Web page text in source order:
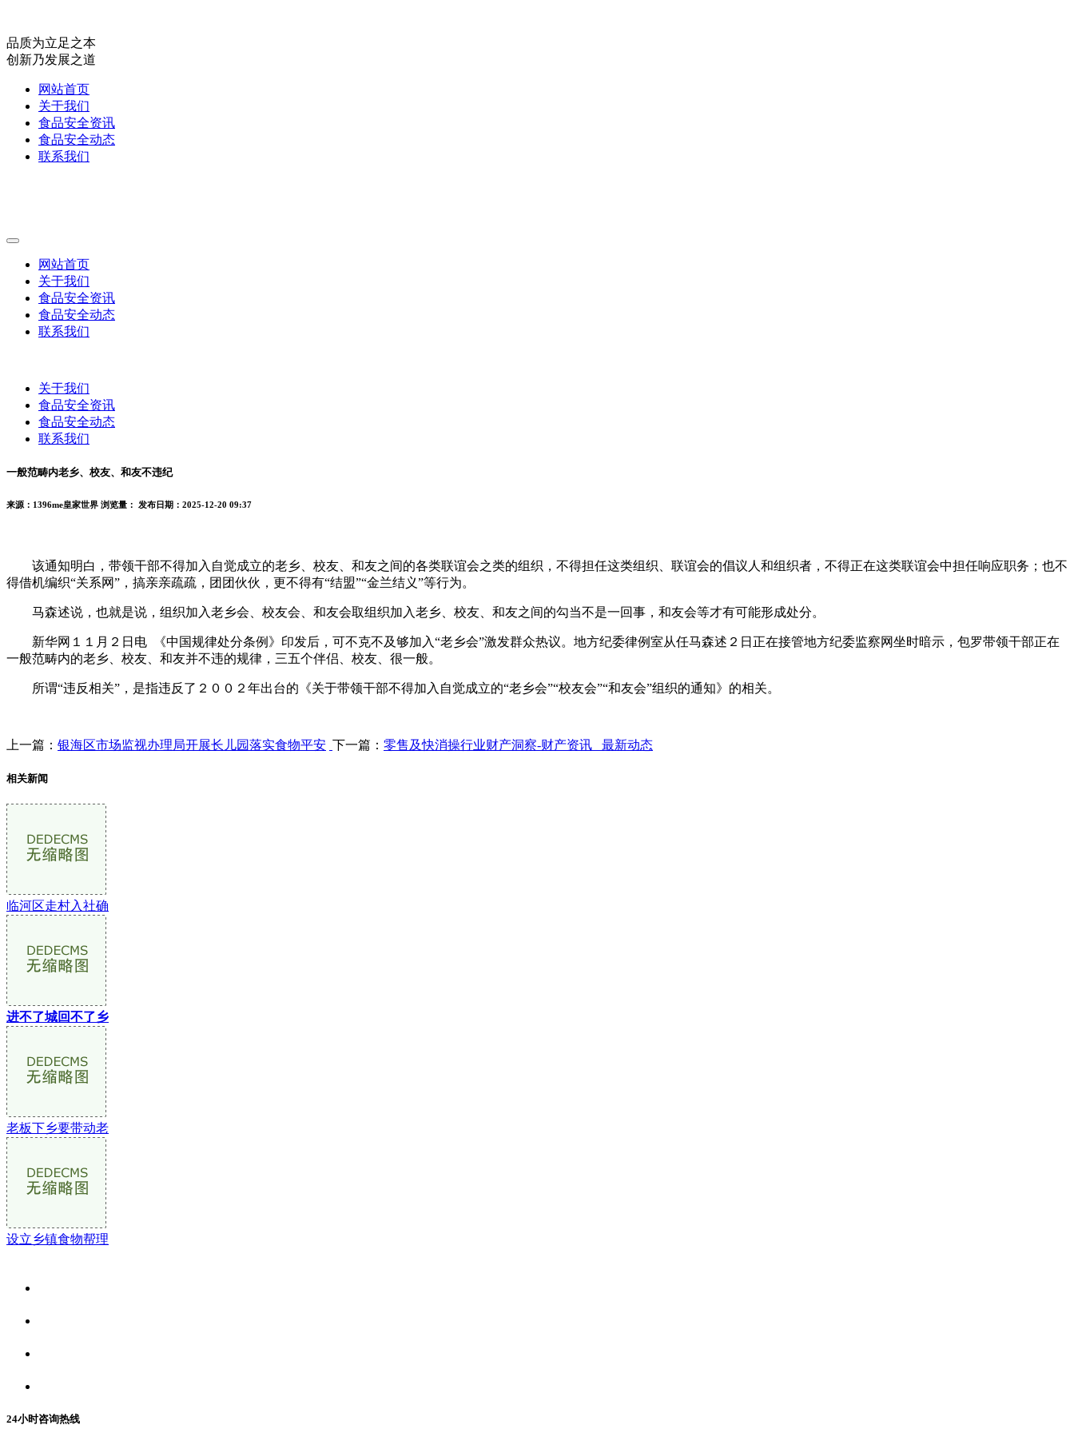
品质为立足之本
创新乃发展之道
网站首页
关于我们
食品安全资讯
食品安全动态
联系我们
网站首页
关于我们
食品安全资讯
食品安全动态
联系我们
关于我们
食品安全资讯
食品安全动态
联系我们
一般范畴内老乡、校友、和友不违纪
来源：1396me皇家世界 浏览量： 发布日期：2025-12-20 09:37
该通知明白，带领干部不得加入自觉成立的老乡、校友、和友之间的各类联谊会之类的组织，不得担任这类组织、联谊会的倡议人和组织者，不得正在这类联谊会中担任响应职务；也不
得借机编织“关系网”，搞亲亲疏疏，团团伙伙，更不得有“结盟”“金兰结义”等行为。
马森述说，也就是说，组织加入老乡会、校友会、和友会取组织加入老乡、校友、和友之间的勾当不是一回事，和友会等才有可能形成处分。
新华网１１月２日电 《中国规律处分条例》印发后，可不克不及够加入“老乡会”激发群众热议。地方纪委律例室从任马森述２日正在接管地方纪委监察网坐时暗示，包罗带领干部正在
一般范畴内的老乡、校友、和友并不违的规律，三五个伴侣、校友、很一般。
所谓“违反相关”，是指违反了２００２年出台的《关于带领干部不得加入自觉成立的“老乡会”“校友会”“和友会”组织的通知》的相关。
上一篇： 银海区市场监视办理局开展长儿园落实食物平安 下一篇： 零售及快消操行业财产洞察-财产资讯_ 最新动态
相关新闻
临河区走村入社确
进不了城回不了乡
老板下乡要带动老
设立乡镇食物帮理
24小时咨询热线